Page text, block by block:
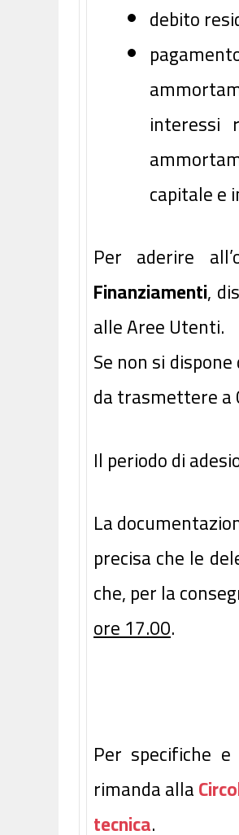
debito
interessi
capitale e
Per aderire
Finanziamenti,
alle Aree Utenti.
Se non si
da trasmettere a
Il periodo di
La
precisa che le
che, per la
ore 17.00.
Per specifiche
rimanda alla
tecnica.